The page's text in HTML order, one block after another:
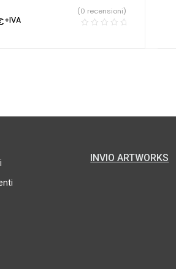
+IVA
(0 recensioni)
INVIO ARTWORKS